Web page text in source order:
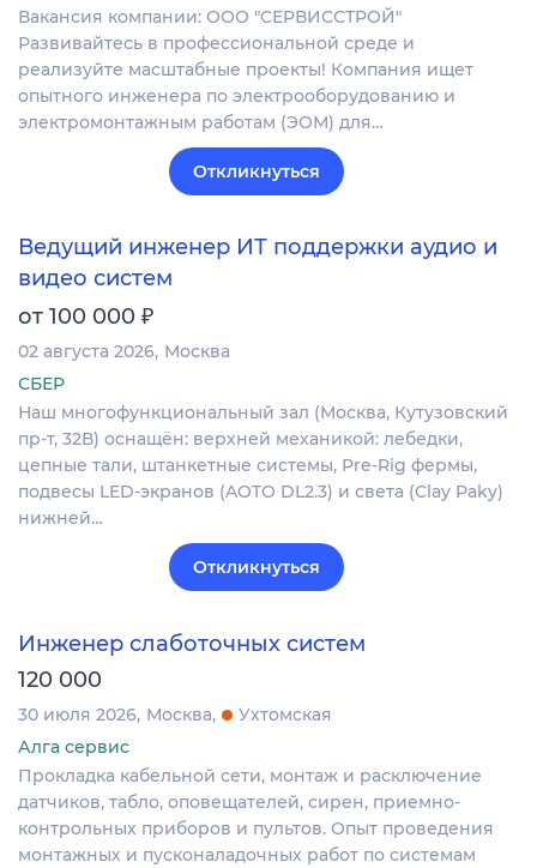
Вакансия компании: ООО "СЕРВИССТРОЙ"
Развивайтесь в профессиональной среде и
реализуйте масштабные проекты! Компания ищет
опытного инженера по электрооборудованию и
электромонтажным работам (ЭОМ) для…
Откликнуться
Ведущий инженер ИТ поддержки аудио и
видео систем
от 100 000 ₽
02 августа 2026 Москва
СБЕР
Наш многофункциональный зал (Москва, Кутузовский
пр-т, 32В) оснащён: верхней механикой: лебедки,
цепные тали, штанкетные системы, Pre-Rig фермы,
подвесы LED-экранов (AOTO DL2.3) и света (Clay Paky)
нижней…
Откликнуться
Инженер слаботочных систем
120 000
30 июля 2026 Москва
Ухтомская
Алга сервис
Прокладка кабельной сети, монтаж и расключение
датчиков, табло, оповещателей, сирен, приемно-
контрольных приборов и пультов. Опыт проведения
монтажных и пусконаладочных работ по системам